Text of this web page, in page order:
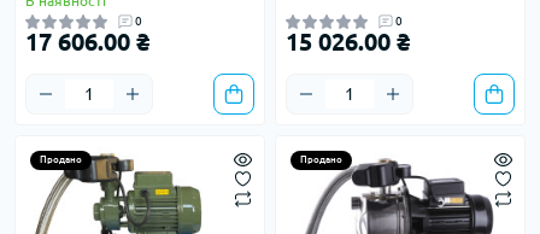
0
17 606.00 ₴
0
15 026.00 ₴
Продано Продано